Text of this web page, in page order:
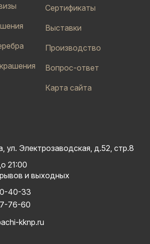
Сертификаты
Выставки
Производство
Вопрос-ответ
Карта сайта
ул. Электрозаводская, д.52, стр.8
21:00
и выходных
40-33
76-60
kknp.ru